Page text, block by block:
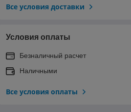
Все условия доставки
Условия оплаты
Безналичный расчет
Наличными
Все условия оплаты